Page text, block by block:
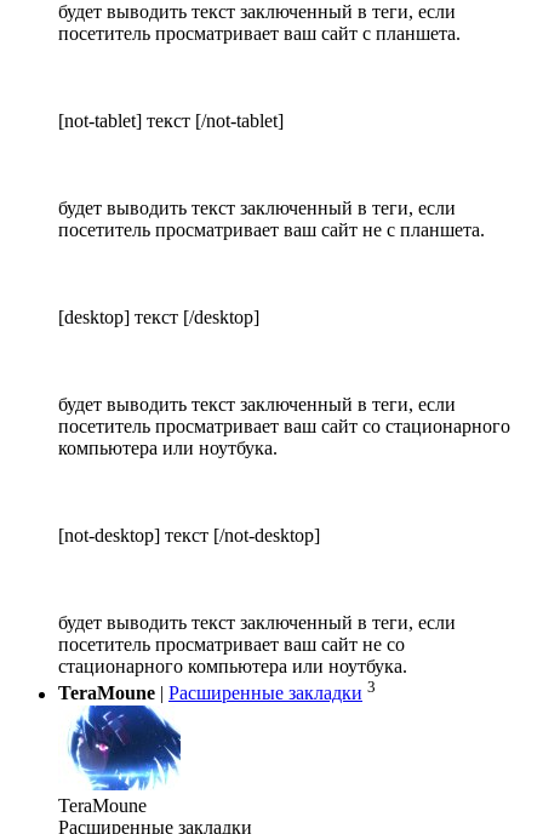
будет выводить текст заключенный в теги, если
посетитель просматривает ваш сайт с планшета.
[not-tablet] текст [/not-tablet]
будет выводить текст заключенный в теги, если
посетитель просматривает ваш сайт не с планшета.
[desktop] текст [/desktop]
будет выводить текст заключенный в теги, если
посетитель просматривает ваш сайт со стационарного
компьютера или ноутбука.
[not-desktop] текст [/not-desktop]
будет выводить текст заключенный в теги, если
посетитель просматривает ваш сайт не со
стационарного компьютера или ноутбука.
TeraMoune
Расширенные закладки 3
TeraMoune
Расширенные закладки